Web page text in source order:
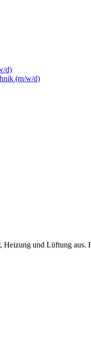
d)
(m/w/d)
und Lüftung